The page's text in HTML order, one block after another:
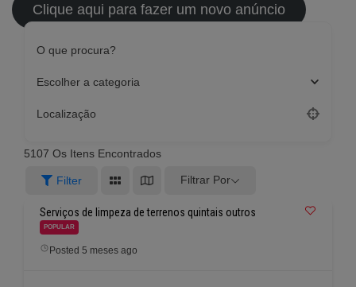
Clique aqui para fazer um novo anúncio
O que procura?
Escolher a categoria
Localização
5107 Os Itens Encontrados
Filter Filtrar Por
Serviços de limpeza de terrenos quintais outros
POPULAR
Posted 5 meses ago